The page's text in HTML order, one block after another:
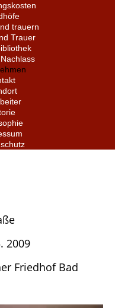
trauern
Trauer
Friedhof Bad